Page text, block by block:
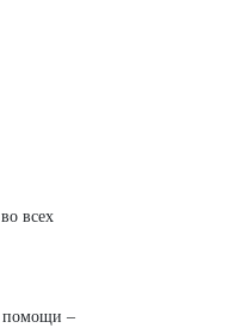
всех
помощи –